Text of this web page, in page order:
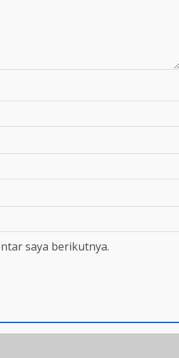
saya berikutnya.